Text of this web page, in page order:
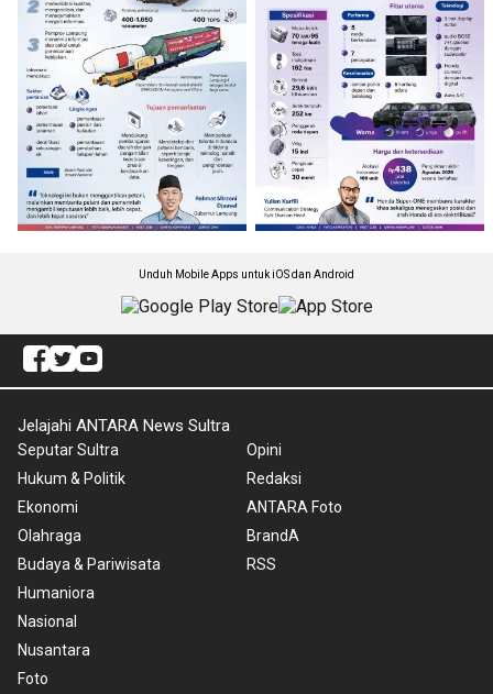
Unduh Mobile Apps untuk iOS dan Android
Jelajahi ANTARA News Sultra
Seputar Sultra
Hukum & Politik
Ekonomi
Olahraga
Budaya & Pariwisata
Humaniora
Nasional
Nusantara
Foto
Opini
Redaksi
ANTARA Foto
BrandA
RSS